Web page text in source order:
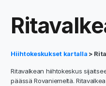
Hiihtokeskukset kartalla >
Ritavalkean hiihtokeskus
päässä Rovaniemeltä.